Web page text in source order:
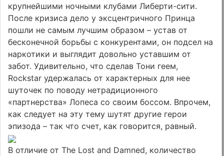
крупнейшими ночными клубами Либерти-сити.
После кризиса дело у эксцентричного Принца
пошли не самым лучшим образом – устав от
бесконечной борьбы с конкурентами, он подсел на
наркотики и выглядит довольно уставшим от
забот. Удивительно, что сделав Тони геем,
Rockstar удержалась от характерных для нее
шуточек по поводу нетрадиционного
«партнерства» Лопеса со своим боссом. Впрочем,
как следует на эту тему шутят другие герои
эпизода – так что счет, как говорится, равный.
В отличие от The Lost and Damned, количество